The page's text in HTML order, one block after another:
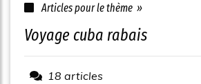
Articles pour le thème »
voyage cuba rabais
18 articles